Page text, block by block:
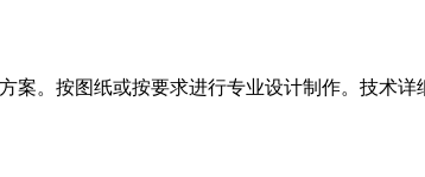
。按图纸或按要求进行专业设计制作。技术